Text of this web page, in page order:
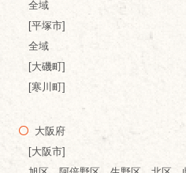
全域
[平塚市]
全域
[大磯町]
[寒川町]
大阪府
[大阪市]